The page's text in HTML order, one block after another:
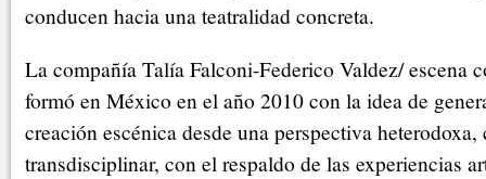
conducen hacia una teatralidad concreta.
La compañía Talía Falconi-Federico Valdez/ escena
formó en México en el año 2010 con la idea de
creación escénica desde una perspectiva
transdisciplinar, con el respaldo de las experiencias